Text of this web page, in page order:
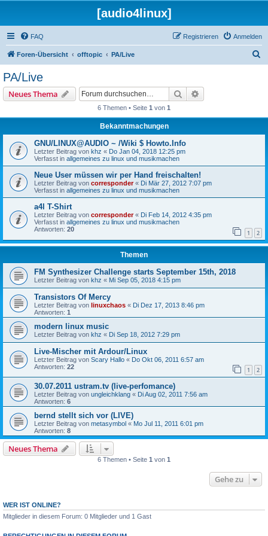
[audio4linux]
FAQ Anmelden
Registrieren
Foren-Übersicht offtopic PA/Live
PA/Live
Neues Thema Suche
6 Themen • Seite 1 von 1
Bekanntmachungen
GNU/LINUX@AUDIO ~ /Wiki $ Howto.Info
Letzter Beitrag von khz « Do Jan 04, 2018 12:25 pm
Verfasst in allgemeines zu linux und musikmachen
Neue User müssen wir per Hand freischalten!
Letzter Beitrag von corresponder« Di Mär 27, 2012 7:07 pm
Verfasst in allgemeines zu linux und musikmachen
a4l T-Shirt
Letzter Beitrag von corresponder« Di Feb 14, 2012 4:35 pm
Verfasst in allgemeines zu linux und musikmachen
Antworten: 20 1 2
Themen
FM Synthesizer Challenge starts September 15th, 2018
Letzter Beitrag von khz « Mi Sep 05, 2018 4:15 pm
Transistors Of Mercy
Letzter Beitrag von linuxchaos « Di Dez 17, 2013 8:46 pm
Antworten: 1
modern linux music
Letzter Beitrag von khz « Di Sep 18, 2012 7:29 pm
Live-Mischer mit Ardour/Linux
Letzter Beitrag von Scary Hallo « Do Okt 06, 2011 6:57 am
Antworten: 22 1 2
30.07.2011 ustram.tv (live-perfomance)
Letzter Beitrag von ungleichklang « Di Aug 02, 2011 7:56 am
Antworten: 6
bernd stellt sich vor (LIVE)
Letzter Beitrag von metasymbol « Mo Jul 11, 2011 6:01 pm
Antworten: 8
Neues Thema
6 Themen • Seite 1 von 1
Gehe zu
WER IST ONLINE?
Mitglieder in diesem Forum: 0 Mitglieder und 1 Gast